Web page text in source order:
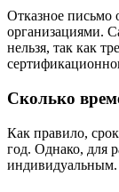
Отказное письмо
организациями.
нельзя, так как
Сколько
Как правило, срок
год. Однако, для
индивидуальным.